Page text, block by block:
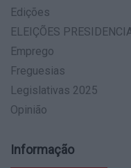
Edições
ELEIÇÕES
Emprego
Freguesias
Legislativas 2025
Opinião
Informação